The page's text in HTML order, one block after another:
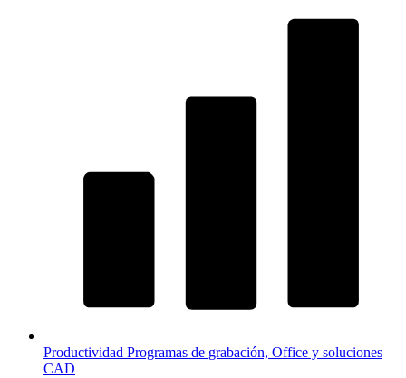
Productividad Programas de grabación, Office y soluciones
CAD